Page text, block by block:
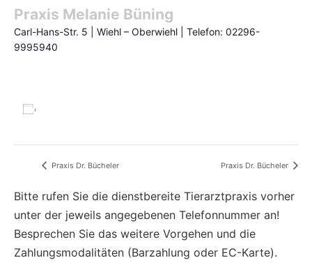
Praxis Melanie Büning
Carl-Hans-Str. 5 | Wiehl – Oberwiehl | Telefon: 02296-
9995940
Praxis Dr. Bücheler Praxis Dr. Bücheler
Bitte rufen Sie die dienstbereite Tierarztpraxis vorher
unter der jeweils angegebenen Telefonnummer an!
Besprechen Sie das weitere Vorgehen und die
Zahlungsmodalitäten (Barzahlung oder EC-Karte).